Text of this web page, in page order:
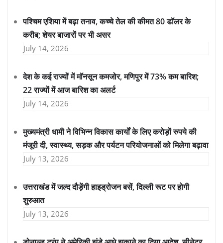
पश्चिम एशिया में बढ़ा तनाव, कच्चे तेल की कीमत 80 डॉलर के
करीब; शेयर बाजारों पर भी असर
July 14, 2026
देश के कई राज्यों में मॉनसून कमजोर, मणिपुर में 73% कम बारिश;
22 राज्यों में आज बारिश का अलर्ट
July 14, 2026
मुख्यमंत्री धामी ने विभिन्न विकास कार्यों के लिए करोड़ों रुपये की
मंजूरी दी, स्वास्थ्य, सड़क और पर्यटन परियोजनाओं को मिलेगा बढ़ावा
July 13, 2026
उत्तराखंड में जल्द दौड़ेंगी हाइड्रोजन बसें, दिल्ली रूट पर होगी
शुरुआत
July 13, 2026